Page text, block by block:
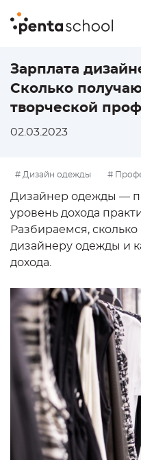
8
Зарплата
Сколько
творческой
02.03.2023
# Дизайн одежды #
Дизайнер одежды —
уровень дохода
Разбираемся,
дизайнеру одежды и
дохода.